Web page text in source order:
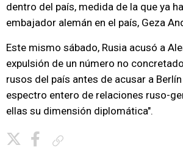
dentro del país, medida de la que ya
embajador alemán en el país, Geza
Este mismo sábado, Rusia acusó a
expulsión de un número no
rusos del país antes de acusar a
espectro entero de relaciones ruso-
ellas su dimensión diplomática".